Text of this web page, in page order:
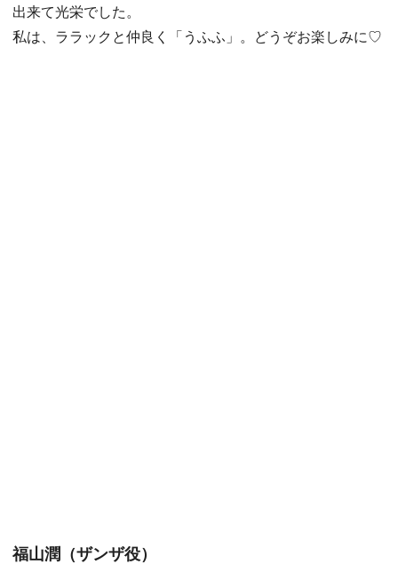
出来て光栄でした。
私は、ララックと仲良く「うふふ」。どうぞお楽しみに♡
福山潤（ザンザ役）